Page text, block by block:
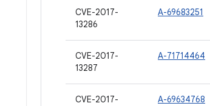
CVE-2017-
13286
A-69683251
CVE-2017-
13287
A-71714464
CVE-2017- A-69634768